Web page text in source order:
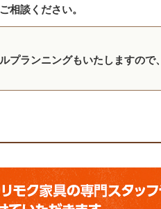
相談ください。
プランニングもいたしますので、